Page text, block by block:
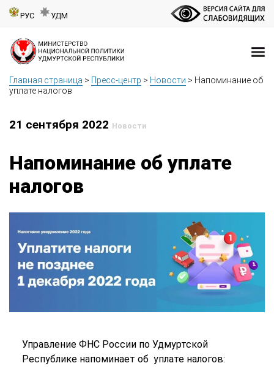
РУС УДМ
Главная страница > Пресс-центр > Новости > Напоминание об
уплате налогов
21 сентября 2022 Новости
Напоминание об уплате
налогов
Управление ФНС России по Удмуртской
Республике напоминает об уплате налогов: